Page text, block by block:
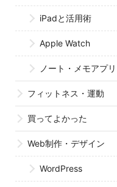
iPadと活用術
Apple Watch
ノート・メモアプリ
フィットネス・運動
買ってよかった
Web制作・デザイン
WordPress